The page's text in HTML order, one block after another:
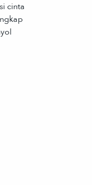
cinta